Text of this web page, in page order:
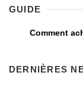
GUIDE
Comment
DERNIÈRES